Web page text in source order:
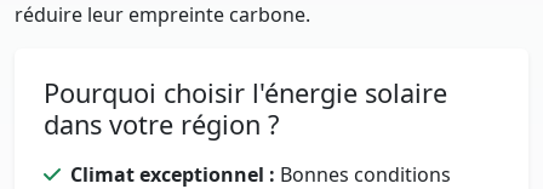
réduire leur empreinte carbone.
Pourquoi choisir l'énergie solaire
dans votre région ?
Climat exceptionnel : Bonnes conditions